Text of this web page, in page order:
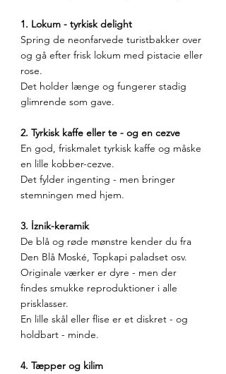
1. Lokum - tyrkisk delight
Spring de neonfarvede turistbakker over
og gå efter frisk lokum med pistacie eller
rose.
Det holder længe og fungerer stadig
glimrende som gave.
2. Tyrkisk kaffe eller te - og en cezve
En god, friskmalet tyrkisk kaffe og måske
en lille kobber-cezve.
Det fylder ingenting - men bringer
stemningen med hjem.
3. İznik-keramik
De blå og røde mønstre kender du fra
Den Blå Moské, Topkapi paladset osv.
Originale værker er dyre - men der
findes smukke reproduktioner i alle
prisklasser.
En lille skål eller flise er et diskret - og
holdbart - minde.
4. Tæpper og kilim